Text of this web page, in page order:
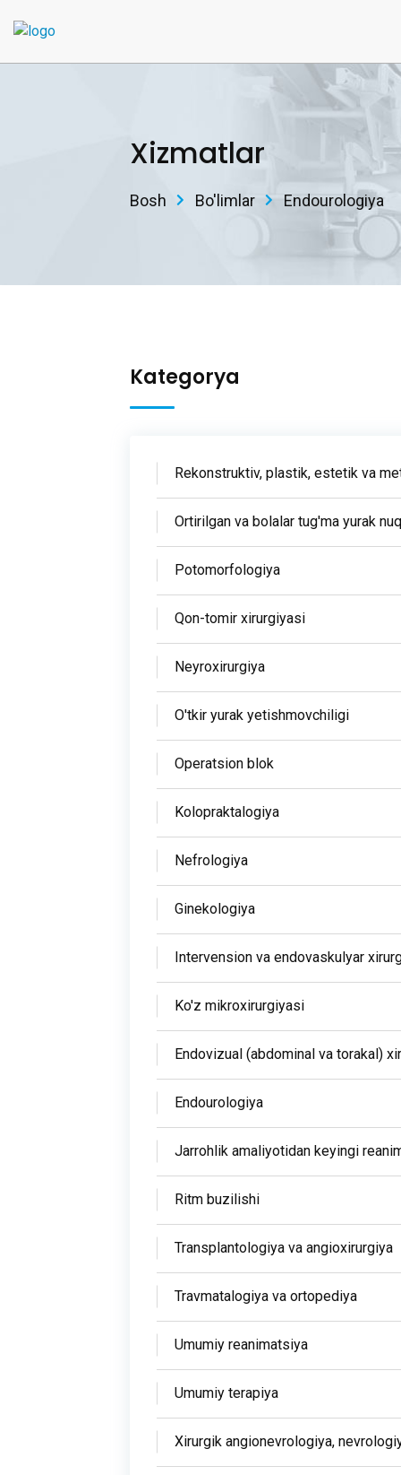
Xizmatlar
Bosh Bo'limlar Endourologiya
Kategorya
Rekonstruktiv, plastik, estetik va
Ortirilgan va bolalar tug'ma yurak
Potomorfologiya
Qon-tomir xirurgiyasi
Neyroxirurgiya
O'tkir yurak yetishmovchiligi
Operatsion blok
Kolopraktalogiya
Nefrologiya
Ginekologiya
Intervension va endovaskulyar
Ko'z mikroxirurgiyasi
Endovizual (abdominal va torakal)
Endourologiya
Jarrohlik amaliyotidan keyingi
Ritm buzilishi
Transplantologiya va angioxirurgiya
Travmatalogiya va ortopediya
Umumiy reanimatsiya
Umumiy terapiya
Xirurgik angionevrologiya,